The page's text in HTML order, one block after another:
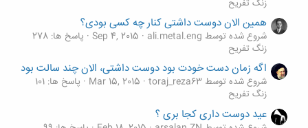
زنگ تفريح
همین الان دوست داشتی کنار چه کسی بودی؟
شروع شده توسط ali.metal.eng Sep 4, 2015 پاسخ ها: 278
زنگ تفريح
اگه زمان دست خودت بود دوست داشتی، الان چند سالت بود
شروع شده توسط toraj_reza63 Mar 15, 2015
پاسخ ها: 101
زنگ تفريح
عید دوست داری کجا بری ؟